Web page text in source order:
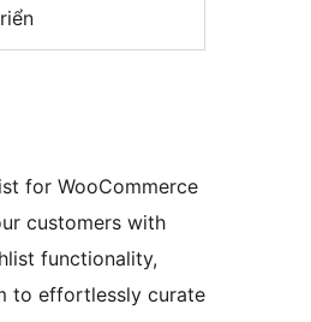
for WooCommerce
customers with
functionality,
to effortlessly curate